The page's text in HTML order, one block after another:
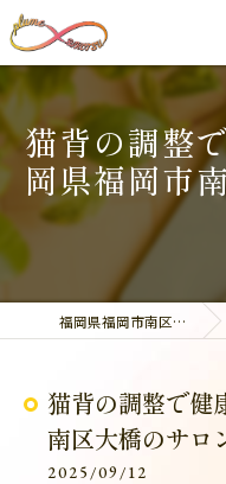
猫背の調整
岡県福岡市
福岡県福岡市南区の整体なら美容整骨サロン plume
猫背の調整で健
南区大橋のサロ
2025/09/12